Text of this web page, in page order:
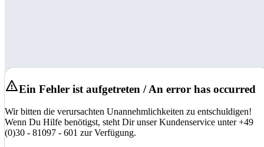
Ein Fehler ist aufgetreten / An error has occurred
Wir bitten die verursachten Unannehmlichkeiten zu entschuldigen!
Wenn Du Hilfe benötigst, steht Dir unser Kundenservice unter +49
(0)30 - 81097 - 601 zur Verfügung.